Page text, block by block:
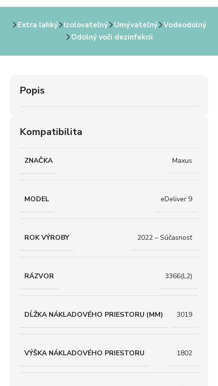
Extra ľahký Izolovateľný Umývateľný
Vodeodolný
Odolný voči dezinfekcii
Popis
Kompatibilita
ZNAČKA Maxus
MODEL eDeliver 9
ROK VÝROBY 2022 – Súčasnosť
RÁZVOR 3366(L2)
DĹŽKA NÁKLADOVÉHO PRIESTORU (MM) 3019
VÝŠKA NÁKLADOVÉHO PRIESTORU 1802